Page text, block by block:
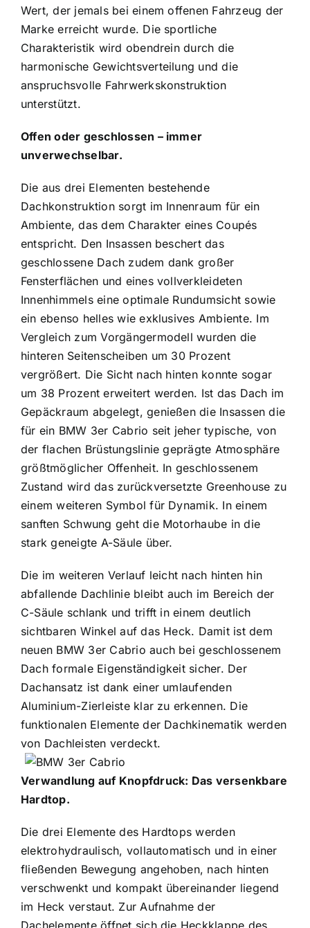
Wert, der jemals bei einem offenen Fahrzeug der
Marke erreicht wurde. Die sportliche
Charakteristik wird obendrein durch die
harmonische Gewichtsverteilung und die
anspruchsvolle Fahrwerkskonstruktion
unterstützt.
Offen oder geschlossen – immer
unverwechselbar.
Die aus drei Elementen bestehende
Dachkonstruktion sorgt im Innenraum für ein
Ambiente, das dem Charakter eines Coupés
entspricht. Den Insassen beschert das
geschlossene Dach zudem dank großer
Fensterflächen und eines vollverkleideten
Innenhimmels eine optimale Rundumsicht sowie
ein ebenso helles wie exklusives Ambiente. Im
Vergleich zum Vorgängermodell wurden die
hinteren Seitenscheiben um 30 Prozent
vergrößert. Die Sicht nach hinten konnte sogar
um 38 Prozent erweitert werden. Ist das Dach im
Gepäckraum abgelegt, genießen die Insassen die
für ein BMW 3er Cabrio seit jeher typische, von
der flachen Brüstungslinie geprägte Atmosphäre
größtmöglicher Offenheit. In geschlossenem
Zustand wird das zurückversetzte Greenhouse zu
einem weiteren Symbol für Dynamik. In einem
sanften Schwung geht die Motorhaube in die
stark geneigte A-Säule über.
Die im weiteren Verlauf leicht nach hinten hin
abfallende Dachlinie bleibt auch im Bereich der
C-Säule schlank und trifft in einem deutlich
sichtbaren Winkel auf das Heck. Damit ist dem
neuen BMW 3er Cabrio auch bei geschlossenem
Dach formale Eigenständigkeit sicher. Der
Dachansatz ist dank einer umlaufenden
Aluminium-Zierleiste klar zu erkennen. Die
funktionalen Elemente der Dachkinematik werden
von Dachleisten verdeckt.
Verwandlung auf Knopfdruck: Das versenkbare
Hardtop.
Die drei Elemente des Hardtops werden
elektrohydraulisch, vollautomatisch und in einer
fließenden Bewegung angehoben, nach hinten
verschwenkt und kompakt übereinander liegend
im Heck verstaut. Zur Aufnahme der